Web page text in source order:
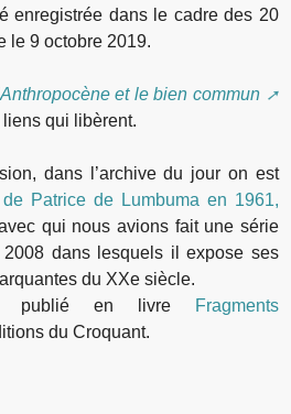
enregistrée dans le cadre des 20
le 9 octobre 2019.
et le bien commun
qui libèrent.
dans l’archive du jour on est
de Patrice de Lumbuma en 1961,
qui nous avions fait une série
2008 dans lesquels il expose ses
du XXe siècle.
publié en livre
Fragments
du Croquant.